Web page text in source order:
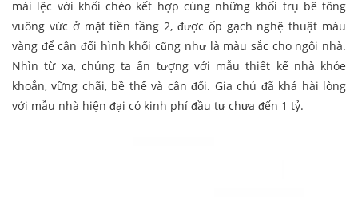
mái lệc với khối chéo kết hợp cùng những khối trụ bê tông
vuông vức ở mặt tiền tầng 2, được ốp gạch nghệ thuật màu
vàng để cân đối hình khối cũng như là màu sắc cho ngôi nhà.
Nhìn từ xa, chúng ta ấn tượng với mẫu thiết kế nhà khỏe
khoắn, vững chãi, bề thế và cân đối. Gia chủ đã khá hài lòng
với mẫu nhà hiện đại có kinh phí đầu tư chưa đến 1 tỷ.